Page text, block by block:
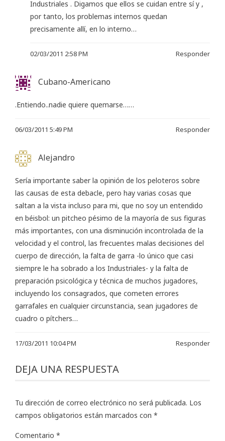
Industriales . Digamos que ellos se cuidan entre sí y ,
por tanto, los problemas internos quedan
precisamente allí, en lo interno…
02/03/2011 2:58 PM Responder
Cubano-Americano
.Entiendo..nadie quiere quemarse……
06/03/2011 5:49 PM Responder
Alejandro
Sería importante saber la opinión de los peloteros sobre
las causas de esta debacle, pero hay varias cosas que
saltan a la vista incluso para mi, que no soy un entendido
en béisbol: un pitcheo pésimo de la mayoría de sus figuras
más importantes, con una disminución incontrolada de la
velocidad y el control, las frecuentes malas decisiones del
cuerpo de dirección, la falta de garra -lo único que casi
siempre le ha sobrado a los Industriales- y la falta de
preparación psicológica y técnica de muchos jugadores,
incluyendo los consagrados, que cometen errores
garrafales en cualquier circunstancia, sean jugadores de
cuadro o pítchers…
17/03/2011 10:04 PM Responder
DEJA UNA RESPUESTA
Tu dirección de correo electrónico no será publicada. Los
campos obligatorios están marcados con *
Comentario *